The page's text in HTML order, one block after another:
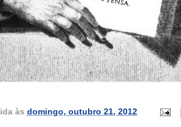
às domingo, outubro 21, 2012